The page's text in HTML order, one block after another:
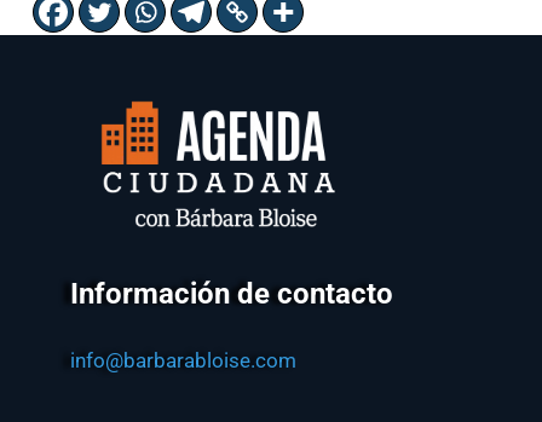
Información de contacto
info@barbarabloise.com